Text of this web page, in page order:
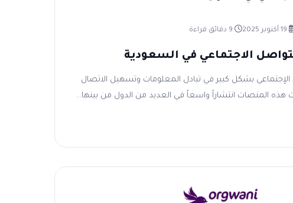
الاجتماعي في السعودية
بشكل كبير في تبادل المعلومات وتسهيل الاتصال
هذه المنصات انتشاراً واسعاً في العديد من الدول من بينها...